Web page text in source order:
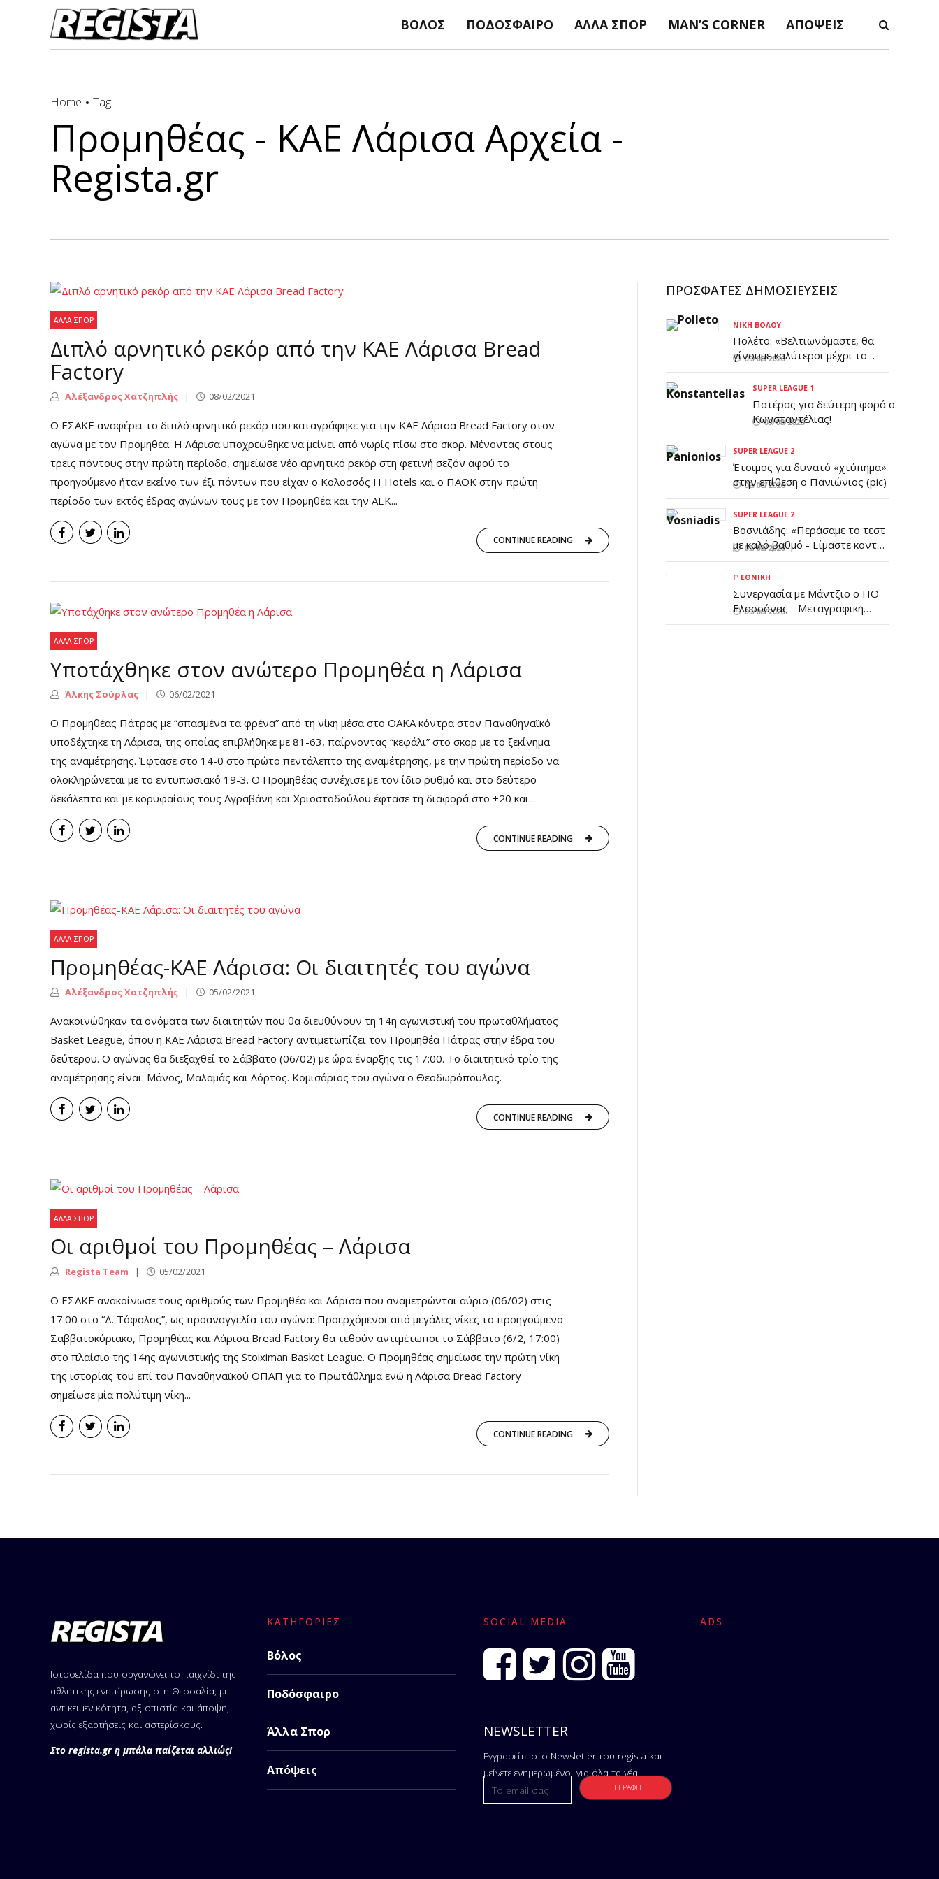
ΒΌΛΟΣ ΠΟΔΌΣΦΑΙΡΟ ΆΛΛΑ ΣΠΟΡ MAN’S CORNER ΑΠΌΨΕΙΣ
Home Tag
Προμηθέας - ΚΑΕ Λάρισα Αρχεία -
Regista.gr
ΆΛΛΑ ΣΠΟΡ
Διπλό αρνητικό ρεκόρ από την ΚΑΕ Λάρισα Bread
Factory
Αλέξανδρος Χατζηπλής 08/02/2021
Ο ΕΣΑΚΕ αναφέρει το διπλό αρνητικό ρεκόρ που καταγράφηκε για την ΚΑΕ Λάρισα Bread Factory στον
αγώνα με τον Προμηθέα. Η Λάρισα υποχρεώθηκε να μείνει από νωρίς πίσω στο σκορ. Μένοντας στους
τρεις πόντους στην πρώτη περίοδο, σημείωσε νέο αρνητικό ρεκόρ στη φετινή σεζόν αφού το
προηγούμενο ήταν εκείνο των έξι πόντων που είχαν ο Κολοσσός H Hotels και ο ΠΑΟΚ στην πρώτη
περίοδο των εκτός έδρας αγώνων τους με τον Προμηθέα και την ΑΕΚ...
CONTINUE READING
ΆΛΛΑ ΣΠΟΡ
Υποτάχθηκε στον ανώτερο Προμηθέα η Λάρισα
Άλκης Σούρλας 06/02/2021
Ο Προμηθέας Πάτρας με “σπασμένα τα φρένα” από τη νίκη μέσα στο ΟΑΚΑ κόντρα στον Παναθηναϊκό
υποδέχτηκε τη Λάρισα, της οποίας επιβλήθηκε με 81-63, παίρνοντας “κεφάλι” στο σκορ με το ξεκίνημα
της αναμέτρησης. Έφτασε στο 14-0 στο πρώτο πεντάλεπτο της αναμέτρησης, με την πρώτη περίοδο να
ολοκληρώνεται με το εντυπωσιακό 19-3. Ο Προμηθέας συνέχισε με τον ίδιο ρυθμό και στο δεύτερο
δεκάλεπτο και με κορυφαίους τους Αγραβάνη και Χριοστοδούλου έφτασε τη διαφορά στο +20 και...
CONTINUE READING
ΆΛΛΑ ΣΠΟΡ
Προμηθέας-ΚΑΕ Λάρισα: Οι διαιτητές του αγώνα
Αλέξανδρος Χατζηπλής 05/02/2021
Ανακοινώθηκαν τα ονόματα των διαιτητών που θα διευθύνουν τη 14η αγωνιστική του πρωταθλήματος
Basket League, όπου η ΚΑΕ Λάρισα Bread Factory αντιμετωπίζει τον Προμηθέα Πάτρας στην έδρα του
δεύτερου. Ο αγώνας θα διεξαχθεί το Σάββατο (06/02) με ώρα έναρξης τις 17:00. Το διαιτητικό τρίο της
αναμέτρησης είναι: Μάνος, Μαλαμάς και Λόρτος. Κομισάριος του αγώνα ο Θεοδωρόπουλος.
CONTINUE READING
ΆΛΛΑ ΣΠΟΡ
Οι αριθμοί του Προμηθέας – Λάρισα
Regista Team 05/02/2021
Ο ΕΣΑΚΕ ανακοίνωσε τους αριθμούς των Προμηθέα και Λάρισα που αναμετρώνται αύριο (06/02) στις
17:00 στο “Δ. Τόφαλος”, ως προαναγγελία του αγώνα: Προερχόμενοι από μεγάλες νίκες το προηγούμενο
Σαββατοκύριακο, Προμηθέας και Λάρισα Bread Factory θα τεθούν αντιμέτωποι το Σάββατο (6/2, 17:00)
στο πλαίσιο της 14ης αγωνιστικής της Stoiximan Basket League. Ο Προμηθέας σημείωσε την πρώτη νίκη
της ιστορίας του επί του Παναθηναϊκού ΟΠΑΠ για το Πρωτάθλημα ενώ η Λάρισα Bread Factory
σημείωσε μία πολύτιμη νίκη...
CONTINUE READING
ΠΡΌΣΦΑΤΕΣ ΔΗΜΟΣΙΕΎΣΕΙΣ
ΝΊΚΗ ΒΌΛΟΥ
Πολέτο: «Βελτιωνόμαστε, θα
γίνουμε καλύτεροι μέχρι το
πρώτο επίσημο ματς»
09/08/2026
SUPER LEAGUE 1
Πατέρας για δεύτερη φορά ο
Κωνσταντέλιας!
09/08/2026
SUPER LEAGUE 2
Έτοιμος για δυνατό «χτύπημα»
στην επίθεση ο Πανιώνιος (pic)
09/08/2026
SUPER LEAGUE 2
Βοσνιάδης: «Περάσαμε το τεστ
με καλό βαθμό - Είμαστε κοντά
σε αυτό που θέλουμε»
09/08/2026
Γ’ ΕΘΝΙΚΉ
Συνεργασία με Μάντζιο ο ΠΟ
Ελασσόνας - Μεταγραφική
ενίσχυση στην άμυνα (pic)
09/08/2026
Ιστοσελίδα που οργανώνει το παιχνίδι της
αθλητικής ενημέρωσης στη Θεσσαλία, με
αντικειμενικότητα, αξιοπιστία και άποψη,
χωρίς εξαρτήσεις και αστερίσκους.
Στο regista.gr η μπάλα παίζεται αλλιώς!
ΚΑΤΗΓΟΡΊΕΣ
Βόλος
Ποδόσφαιρο
Άλλα Σπορ
Απόψεις
SOCIAL MEDIA
NEWSLETTER
Εγγραφείτε στο Newsletter του regista και
μείνετε ενημερωμένοι για όλα τα νέα.
ADS